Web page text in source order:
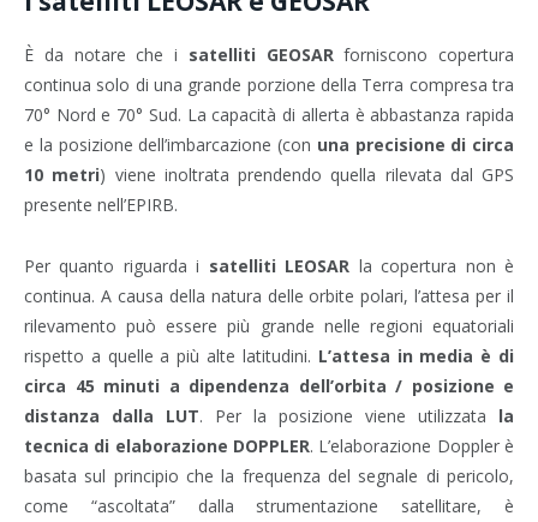
È da notare che i satelliti GEOSARforniscono copertura
continua solo di una grande porzione della Terra compresa tra
70° Nord e 70° Sud. La capacità di allerta è abbastanza rapida
e la posizione dell’imbarcazione (con una precisione di circa
10 metri) viene inoltrata prendendo quella rilevata dal GPS
presente nell’EPIRB.
Per quanto riguarda i satelliti LEOSAR la copertura non è
continua. A causa della natura delle orbite polari, l’attesa per il
rilevamento può essere più grande nelle regioni equatoriali
rispetto a quelle a più alte latitudini. L’attesa in media è di
circa 45 minuti a dipendenza dell’orbita / posizione e
distanza dalla LUT. Per la posizione viene utilizzata la
tecnica di elaborazione DOPPLER. L’elaborazione Doppler è
basata sul principio che la frequenza del segnale di pericolo,
come “ascoltata” dalla strumentazione satellitare, è